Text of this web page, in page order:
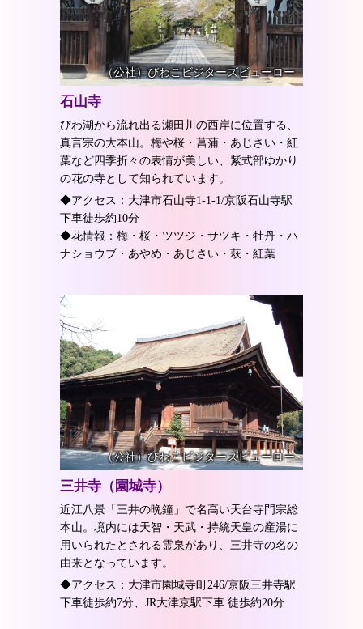
（公社）びわこビジターズビューロー
石山寺
びわ湖から流れ出る瀬田川の西岸に位置する、
真言宗の大本山。梅や桜・菖蒲・あじさい・紅
葉など四季折々の表情が美しい、紫式部ゆかり
の花の寺として知られています。
◆アクセス：大津市石山寺1-1-1/京阪石山寺駅
下車徒歩約10分
◆花情報：梅・桜・ツツジ・サツキ・牡丹・ハ
ナショウブ・あやめ・あじさい・萩・紅葉
（公社）びわこビジターズビューロー
三井寺（園城寺）
近江八景「三井の晩鐘」で名高い天台寺門宗総
本山。境内には天智・天武・持統天皇の産湯に
用いられたとされる霊泉があり、三井寺の名の
由来となっています。
◆アクセス：大津市園城寺町246/京阪三井寺駅
下車徒歩約7分、JR大津京駅下車 徒歩約20分